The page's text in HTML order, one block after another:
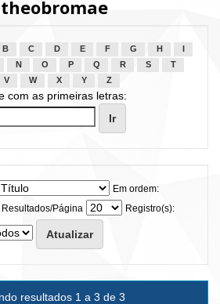
B C D E F G H
N O P Q R S
T
V W X Y Z
com as primeiras letras:
Em ordem:
Resultados/Página
Registro(s):
resultados 1 a 3 de 3